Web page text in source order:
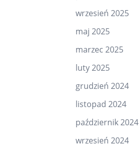
wrzesień 2025
maj 2025
marzec 2025
luty 2025
grudzień 2024
listopad 2024
październik 2024
wrzesień 2024